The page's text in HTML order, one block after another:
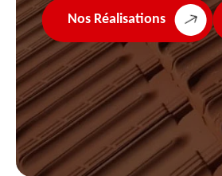
Nos Réalisations